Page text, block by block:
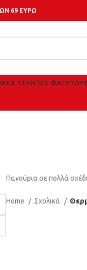
69 ΕΥΡΩ
ΤΣΆΝΤΕΣ ΦΑΓΗΤΟΎ
Παγούρια σε πολλά
Home Σχολικά